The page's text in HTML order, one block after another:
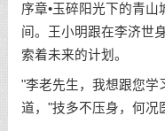
序章•玉碎阳光下的青
间。王小明跟在李济世
索着未来的计划。
"李老先生，我想跟您学
道，"技多不压身，何况